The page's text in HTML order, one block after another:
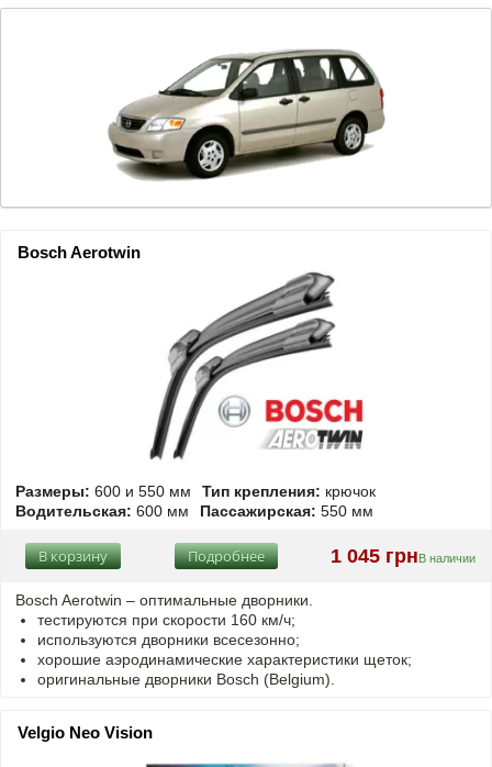
Bosch Aerotwin
Размеры: 600 и 550 мм Тип крепления: крючок
Водительская: 600 мм Пассажирская: 550 мм
1 045 грн В наличии
Подробнее
В корзину
Bosch Aerotwin – оптимальные дворники.
тестируются при скорости 160 км/ч;
используются дворники всесезонно;
хорошие аэродинамические характеристики щеток;
оригинальные дворники Bosch (Belgium).
Velgio Neo Vision